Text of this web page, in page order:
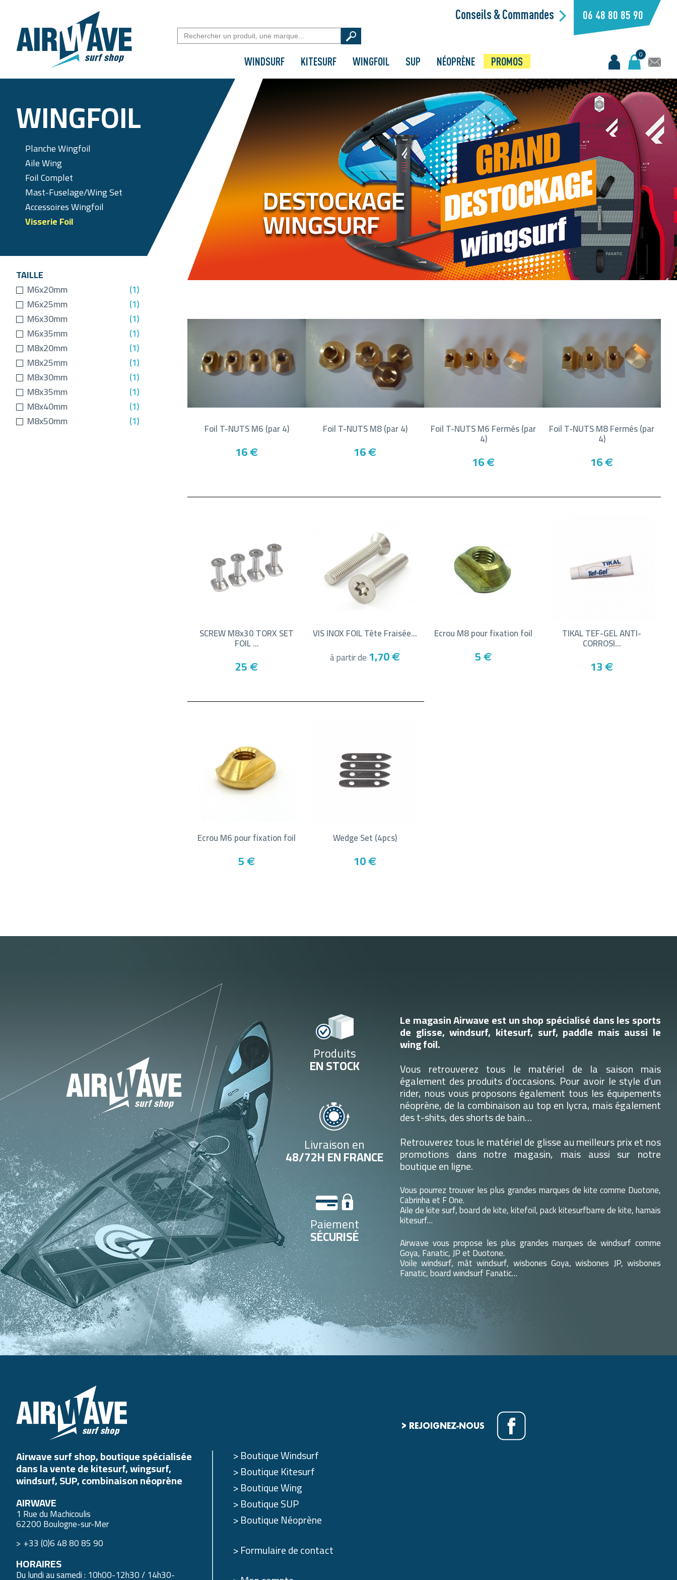
Conseils & Commandes 06 48 80 85 90
WINDSURF KITESURF WINGFOIL SUP NÉOPRÈNE PROMOS
0
WINGFOIL
Planche Wingfoil
Aile Wing
Foil Complet
Mast-Fuselage/Wing Set
Accessoires Wingfoil
Visserie Foil
TAILLE
M6x20mm
(1)
M6x25mm
(1)
M6x30mm
(1)
M6x35mm
(1)
M8x20mm
(1)
M8x25mm
(1)
M8x30mm
(1)
M8x35mm
(1)
M8x40mm
(1)
M8x50mm
(1)
DESTOCKAGE
WINGSURF
Foil T-NUTS M6 (par 4)
16 €
Foil T-NUTS M8 (par 4)
16 €
Foil T-NUTS M6 Fermés (par
4)
16 €
Foil T-NUTS M8 Fermés (par
4)
16 €
SCREW M8x30 TORX SET
FOIL ...
25 €
VIS INOX FOIL Tête Fraisée...
à partir de1,70 €
Ecrou M8 pour fixation foil
5 €
TIKAL TEF-GEL ANTI-
CORROSI...
13 €
Ecrou M6 pour fixation foil
5 €
Wedge Set (4pcs)
10 €
Produits
EN STOCK
Livraison en
48/72H EN FRANCE
Paiement
SÉCURISÉ
Le magasin Airwave est un shop spécialisé dans les sports
de glisse, windsurf, kitesurf, surf, paddle mais aussi le
wing foil.
Vous retrouverez tous le matériel de la saison mais
également des produits d’occasions. Pour avoir le style d’un
rider, nous vous proposons également tous les équipements
néoprène, de la combinaison au top en lycra, mais également
des t-shits, des shorts de bain…
Retrouverez tous le matériel de glisse au meilleurs prix et nos
promotions dans notre magasin, mais aussi sur notre
boutique en ligne.
Vous pourrez trouver les plus grandes marques de kite comme Duotone,
Cabrinha et F One.
Aile de kite surf, board de kite, kitefoil, pack kitesurfbarre de kite, harnais
kitesurf…
Airwave vous propose les plus grandes marques de windsurf comme
Goya, Fanatic, JP et Duotone.
Voile windsurf, mât windsurf, wisbones Goya, wisbones JP, wisbones
Fanatic, board windsurf Fanatic…
> REJOIGNEZ-NOUS
Airwave surf shop, boutique spécialisée
dans la vente de kitesurf, wingsurf,
windsurf, SUP, combinaison néoprène
AIRWAVE
1 Rue du Machicoulis
62200 Boulogne-sur-Mer
+33 (0)6 48 80 85 90
HORAIRES
Du lundi au samedi : 10h00-12h30 / 14h30-
Boutique Windsurf
Boutique Kitesurf
Boutique Wing
Boutique SUP
Boutique Néoprène
Formulaire de contact